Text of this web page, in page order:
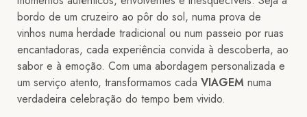
bordo de um cruzeiro ao pôr do sol, numa prova de
vinhos numa herdade tradicional ou num passeio por ruas
encantadoras, cada experiência convida à descoberta, ao
sabor e à emoção. Com uma abordagem personalizada e
um serviço atento, transformamos cada VIAGEM numa
verdadeira celebração do tempo bem vivido.